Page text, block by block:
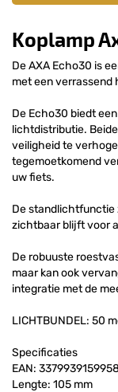
Koplamp
De AXA Echo30 is
met een verrassend
De Echo30 biedt
lichtdistributie.
veiligheid te
tegemoetkomend
uw fiets.
De standlichtfunctie
zichtbaar blijft voor
De robuuste
maar kan ook
integratie met de
LICHTBUNDEL: 50
Specificaties
EAN: 3379939159958
Lengte: 105 mm